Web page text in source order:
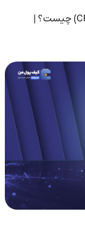
ارز دیجیتال کریپتو سامورائی(CRYPTO SAMURAI) چیست؟ |